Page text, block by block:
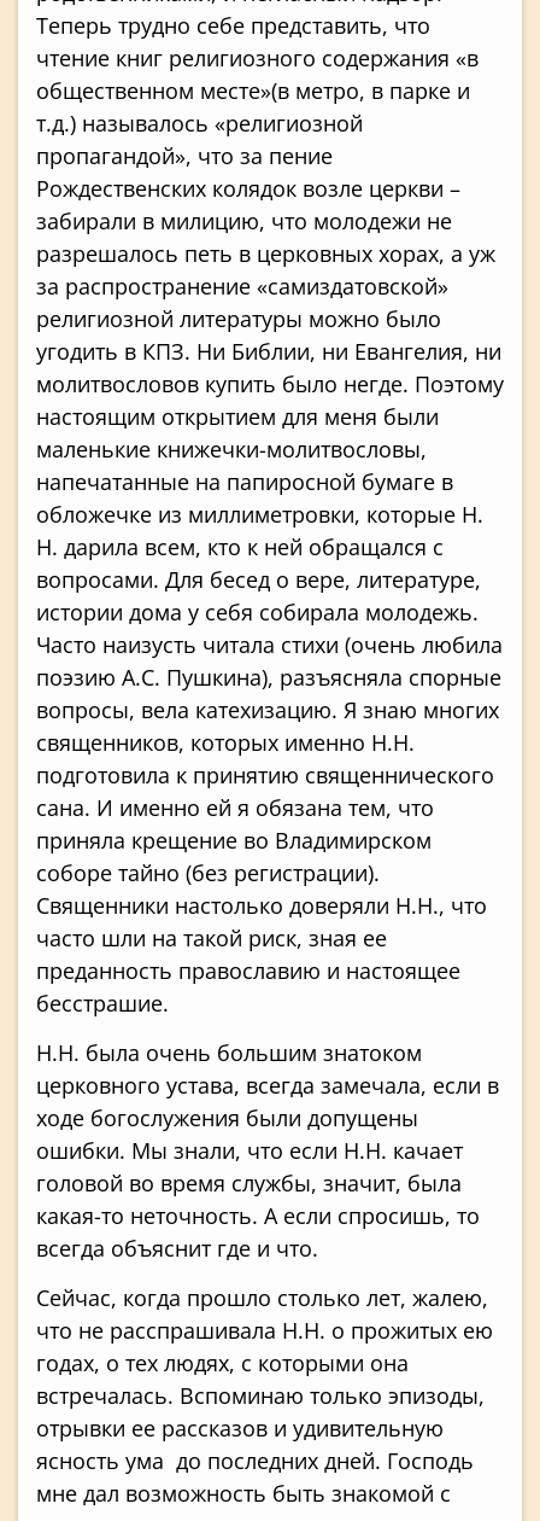
Теперь трудно себе представить, что
чтение книг религиозного содержания «в
общественном месте»(в метро, в парке и
т.д.) называлось «религиозной
пропагандой», что за пение
Рождественских колядок возле церкви –
забирали в милицию, что молодежи не
разрешалось петь в церковных хорах, а уж
за распространение «самиздатовской»
религиозной литературы можно было
угодить в КПЗ. Ни Библии, ни Евангелия, ни
молитвословов купить было негде. Поэтому
настоящим открытием для меня были
маленькие книжечки-молитвословы,
напечатанные на папиросной бумаге в
обложечке из миллиметровки, которые Н.
Н. дарила всем, кто к ней обращался с
вопросами. Для бесед о вере, литературе,
истории дома у себя собирала молодежь.
Часто наизусть читала стихи (очень любила
поэзию А.С. Пушкина), разъясняла спорные
вопросы, вела катехизацию. Я знаю многих
священников, которых именно Н.Н.
подготовила к принятию священнического
сана. И именно ей я обязана тем, что
приняла крещение во Владимирском
соборе тайно (без регистрации).
Священники настолько доверяли Н.Н., что
часто шли на такой риск, зная ее
преданность православию и настоящее
бесстрашие.
Н.Н. была очень большим знатоком
церковного устава, всегда замечала, если в
ходе богослужения были допущены
ошибки. Мы знали, что если Н.Н. качает
головой во время службы, значит, была
какая-то неточность. А если спросишь, то
всегда объяснит где и что.
Сейчас, когда прошло столько лет, жалею,
что не расспрашивала Н.Н. о прожитых ею
годах, о тех людях, с которыми она
встречалась. Вспоминаю только эпизоды,
отрывки ее рассказов и удивительную
ясность ума до последних дней. Господь
мне дал возможность быть знакомой с